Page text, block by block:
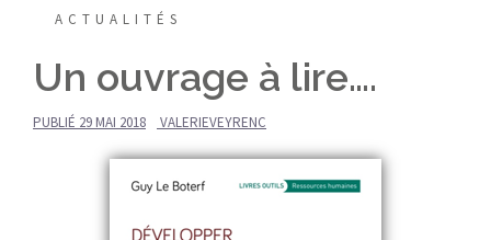
ACTUALITÉS
Un ouvrage à lire….
PUBLIÉ 29 MAI 2018 VALERIEVEYRENC